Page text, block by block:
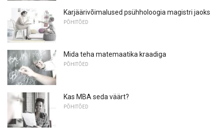
Karjäärivõimalused psühholoogia magistri jaoks
PÕHITÕED
Mida teha matemaatika kraadiga
PÕHITÕED
Kas MBA seda väärt?
PÕHITÕED